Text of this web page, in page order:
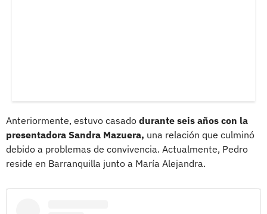
Anteriormente, estuvo casado durante seis años con la
presentadora Sandra Mazuera, una relación que culminó
debido a problemas de convivencia. Actualmente, Pedro
reside en Barranquilla junto a María Alejandra.